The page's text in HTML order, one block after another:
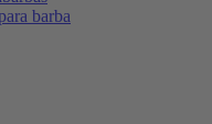
barba